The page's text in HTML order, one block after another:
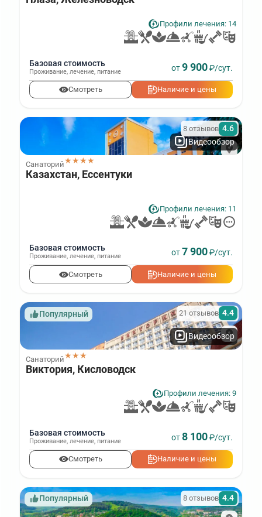
Профили лечения: 14
Базовая стоимость
Проживание лечение питание от9 900₽/сут.
Смотреть Наличие и цены
Видеообзор
Санаторий★★★★
8 отзывов 4.6
Казахстан, Ессентуки
Профили лечения: 11
Базовая стоимость
Проживание, лечение, питание от7 900₽/сут.
Смотреть Наличие и цены
Популярный
Видеообзор
Санаторий★★★
21 отзывов 4.4
Виктория, Кисловодск
Профили лечения: 9
Базовая стоимость
Проживание, лечение, питание от8 100₽/сут.
Смотреть Наличие и цены
Популярный 8 отзывов 4.4